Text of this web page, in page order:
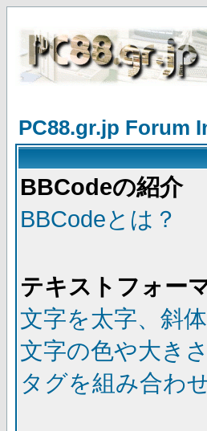
PC88.gr.jp Forum
BBCodeの紹介
BBCodeとは？
テキストフォー
文字を太字、斜
文字の色や大き
タグを組み合わ